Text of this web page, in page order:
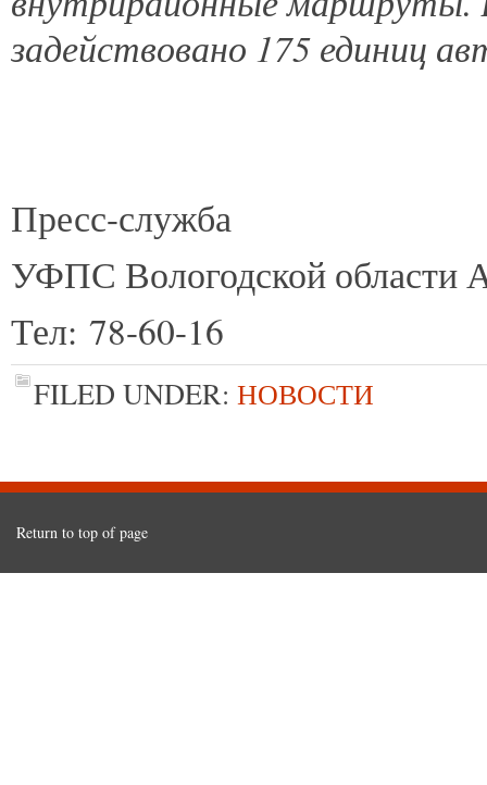
задействовано 175 единиц
Пресс-служба
УФПС Вологодской области
Тел: 78-60-16
FILED UNDER: НОВОСТИ
Return to top of page